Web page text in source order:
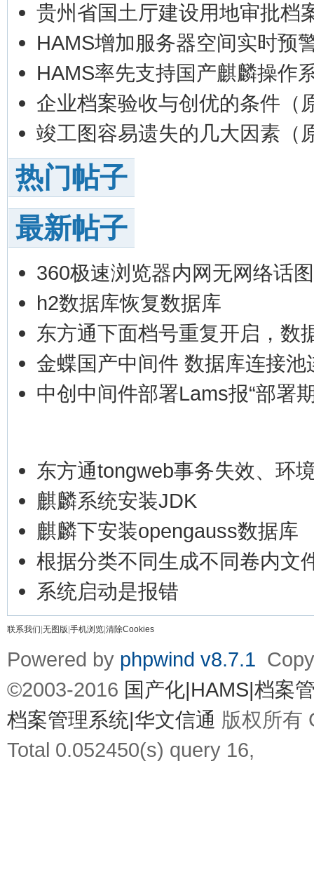
贵州省国土厅建设用地审批档
HAMS增加服务器空间实时预
HAMS率先支持国产麒麟操作
企业档案验收与创优的条件（
竣工图容易遗失的几大因素（
热门帖子
最新帖子
360极速浏览器内网无网络话
h2数据库恢复数据库
东方通下面档号重复开启，数
金蝶国产中间件 数据库连接池
中创中间件部署Lams报“部署
东方通tongweb事务失效、环
麒麟系统安装JDK
麒麟下安装opengauss数据库
根据分类不同生成不同卷内文
系统启动是报错
联系我们 无图版 手机浏览 清除Cookies
Powered by phpwind v8.7.1
©2003-2016 国产化|HAMS|档案
档案管理系统|华文信通 版权所有
Total 0.052450(s) query 16,